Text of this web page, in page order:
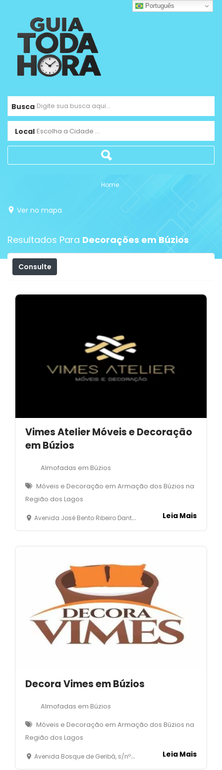
Busca
Local Escolha a Cidade ...
Home
Ver no mapa
Resultados Para Decorações em Búzios
Consulte
Vimes Atelier Móveis e Decoração
em Búzios
Almofadas em Búzios
Móveis e Decoração em Armação dos Búzios na
Região dos Lagos
Avenida José Bento Ribeiro Dantas, 5333 - loja 1- Mnaguinhos- Armação dos Búzios Leia Mais
Decora Vimes em Búzios
Almofadas em Búzios
Móveis e Decoração em Armação dos Búzios na
Região dos Lagos
Avenida Bosque de Geribá, s/nº - 01 -quadra 17 - Geribá - Armação dos Búzios Leia Mais
Português